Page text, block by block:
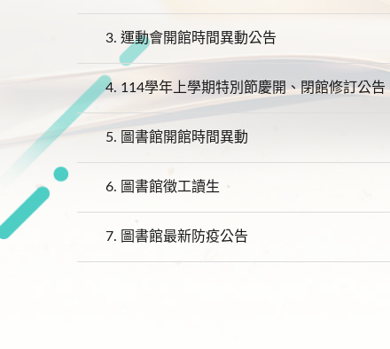
3. 運動會開館時間異動公告
4. 114學年上學期特別節慶開、閉館修訂公告
5. 圖書館開館時間異動
6. 圖書館徵工讀生
7. 圖書館最新防疫公告